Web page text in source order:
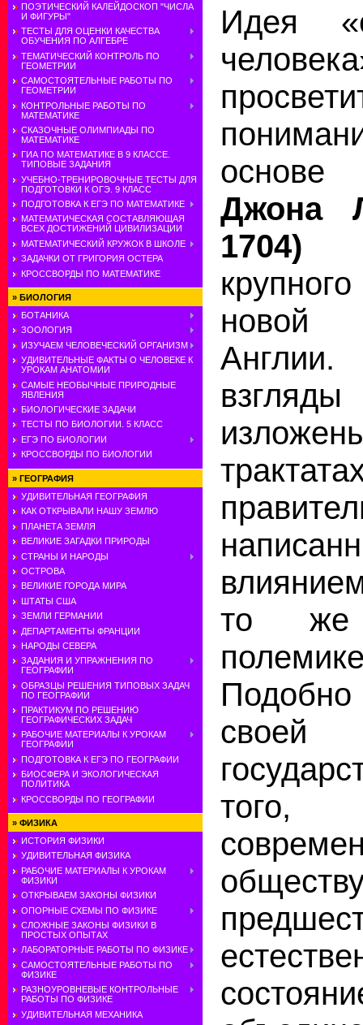
ПОЭТИЧЕСКИЙ КАЛЕЙДОСКОП "ЧИСЛА
И ФИГУРЫ"
ТЕСТЫ ДЛЯ ОЦЕНКИ КАЧЕСТВА
ОБУЧЕНИЯ ПО АЛГЕБРЕ
ТЕМАТИЧЕСКИЙ КОНТРОЛЬ ПО
ГЕОМЕТРИИ
САМОСТОЯТЕЛЬНЫЕ РАБОТЫ ПО
ГЕОМЕТРИИ
КОНТРОЛЬНЫЕ РАБОТЫ ПО
МАТЕМАТИКЕ
СКАЗОЧНЫЕ ОЛИМПИАДЫ ПО
МАТЕМАТИКЕ
ГИА ПО МАТЕМАТИКЕ В 9 КЛАССЕ.
ТИПОВЫЕ ЗАДАНИЯ
УЧЕБНО-ТРЕНИРОВОЧНЫЕ ТЕСТЫ ДЛЯ
ПОДГОТОВКИ К ОГЭ. 9 КЛАСС
ПОДГОТОВКА К ЕГЭ ПО МАТЕМАТИКЕ
МАТЕМАТИЧЕСКАЯ СОСТАВЛЯЮЩАЯ
ВСЕХ ДОСТИЖЕНИЙ ЦИВИЛИЗАЦИИ
МАТЕМАТИЧЕСКИЙ КРУЖОК В ШКОЛЕ
ЗАДАЧКИ ОТ ГРИГОРИЯ ОСТЕРА
КРОССВОРДЫ ПО МАТЕМАТИКЕ
» БИОЛОГИЯ
БОТАНИКА
ЗООЛОГИЯ
ИЗУЧАЕМ ЧЕЛОВЕЧЕСКИЙ ОРГАНИЗМ
УДИВИТЕЛЬНЫЕ ФАКТЫ О ЧЕЛОВЕКЕ К
УРОКАМ АНАТОМИИ
САМЫЕ НЕОБЫЧНЫЕ ПРИРОДНЫЕ
ЯВЛЕНИЯ
БИОЛОГИЧЕСКИЕ ЗАДАЧИ
ТЕСТЫ ПО БИОЛОГИИ. 5 КЛАСС
ЕГЭ ПО БИОЛОГИИ
КРОССВОРДЫ ПО БИОЛОГИИ
» ГЕОГРАФИЯ
УДИВИТЕЛЬНАЯ ГЕОГРАФИЯ
КАК ОТКРЫВАЛИ НАШУ ЗЕМЛЮ
ПЛАНЕТА ЗЕМЛЯ
ВЕЛИКИЕ ЗАГАДКИ ПРИРОДЫ
СТРАНЫ И НАРОДЫ
ОСТРОВА
ВЕЛИКИЕ ГОРОДА МИРА
ШТАТЫ США
ЗЕМЛИ ГЕРМАНИИ
ДЕПАРТАМЕНТЫ ФРАНЦИИ
НАРОДЫ СЕВЕРА
ЗАДАНИЯ И УПРАЖНЕНИЯ ПО
ГЕОГРАФИИ
ОБРАЗЦЫ РЕШЕНИЯ ТИПОВЫХ ЗАДАЧ
ПО ГЕОГРАФИИ
ПРАКТИКУМ ПО РЕШЕНИЮ
ГЕОГРАФИЧЕСКИХ ЗАДАЧ
РАБОЧИЕ МАТЕРИАЛЫ К УРОКАМ
ГЕОГРАФИИ
ПОДГОТОВКА К ЕГЭ ПО ГЕОГРАФИИ
БИОСФЕРА И ЭКОЛОГИЧЕСКАЯ
ПОЛИТИКА
КРОССВОРДЫ ПО ГЕОГРАФИИ
» ФИЗИКА
ИСТОРИЯ ФИЗИКИ
УДИВИТЕЛЬНАЯ ФИЗИКА
РАБОЧИЕ МАТЕРИАЛЫ К УРОКАМ
ФИЗИКИ
ОТКРЫВАЕМ ЗАКОНЫ ФИЗИКИ
ОПОРНЫЕ СХЕМЫ ПО ФИЗИКЕ
СЛОЖНЫЕ ЗАКОНЫ ФИЗИКИ В
ПРОСТЫХ ОПЫТАХ
ЛАБОРАТОРНЫЕ РАБОТЫ ПО ФИЗИКЕ
САМОСТОЯТЕЛЬНЫЕ РАБОТЫ ПО
ФИЗИКЕ
РАЗНОУРОВНЕВЫЕ КОНТРОЛЬНЫЕ
РАБОТЫ ПО ФИЗИКЕ
УДИВИТЕЛЬНАЯ МЕХАНИКА
Идея
Джона
1704)
новой
Англии.
то
Подобно